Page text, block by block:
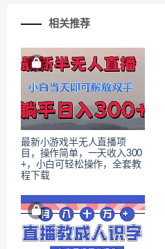
相关推荐
最新小游戏半无人直播项
目，操作简单，一天收入300
+，小白可轻松操作，全套教
程下载